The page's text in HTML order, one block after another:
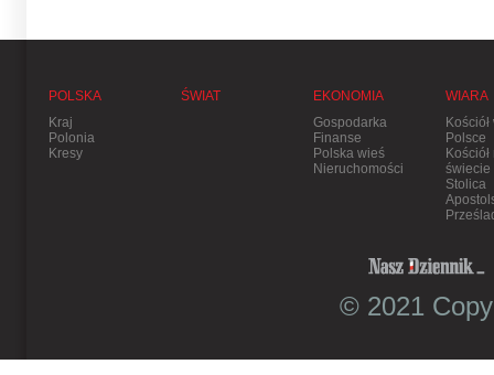
POLSKA
Kraj
Polonia
Kresy
ŚWIAT
EKONOMIA
Gospodarka
Finanse
Polska wieś
Nieruchomości
WIARA
Kościół
Polsce
Kościół
świecie
Stolica
© 2021